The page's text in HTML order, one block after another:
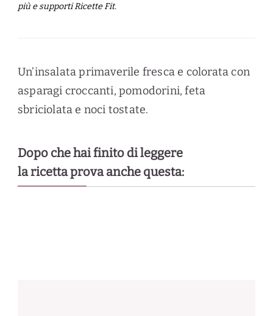
più e supporti Ricette Fit.
Un’insalata primaverile fresca e colorata con
asparagi croccanti, pomodorini, feta
sbriciolata e noci tostate.
Dopo che hai finito di leggere
la ricetta prova anche questa: